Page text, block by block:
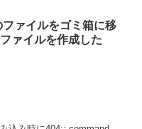
ァイルをゴミ箱に移
ァイルを作成した